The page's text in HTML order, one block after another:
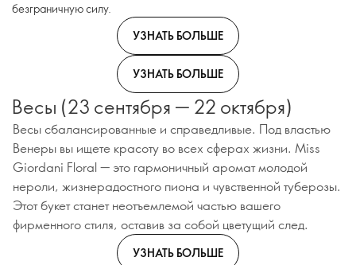
безграничную силу.
УЗНАТЬ БОЛЬШЕ
УЗНАТЬ БОЛЬШЕ
Весы (23 сентября — 22 октября)
Весы сбалансированные и справедливые. Под властью
Венеры вы ищете красоту во всех сферах жизни. Miss
Giordani Floral — это гармоничный аромат молодой
нероли, жизнерадостного пиона и чувственной туберозы.
Этот букет станет неотъемлемой частью вашего
фирменного стиля, оставив за собой цветущий след.
УЗНАТЬ БОЛЬШЕ